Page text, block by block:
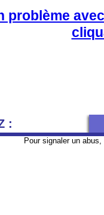
problème
:
Pour signaler un